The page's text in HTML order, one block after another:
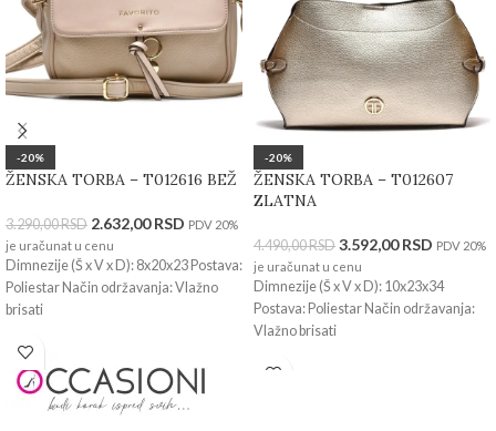
-20%
ŽENSKA TORBA – T012616 BEŽ
3.290,00RSD 2.632,00RSD PDV 20%
je uračunat u cenu
Dimnezije (Š x V x D): 8x20x23 Postava:
Poliestar Način održavanja: Vlažno
brisati
-20%
ŽENSKA TORBA – T012607
ZLATNA
4.490,00RSD 3.592,00RSD PDV 20%
je uračunat u cenu
Dimnezije (Š x V x D): 10x23x34
Postava: Poliestar Način održavanja:
Vlažno brisati